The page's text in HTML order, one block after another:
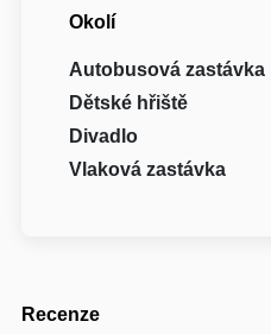
Okolí
Autobusová zastávka
Dětské hřiště
Divadlo
Vlaková zastávka
Recenze